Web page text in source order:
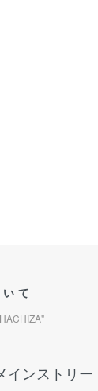
て
ンストリ